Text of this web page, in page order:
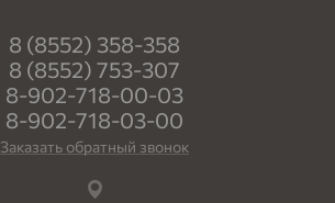
8 (8552) 358-358
8 (8552) 753-307
8-902-718-00-03
8-902-718-03-00
Заказать обратный звонок